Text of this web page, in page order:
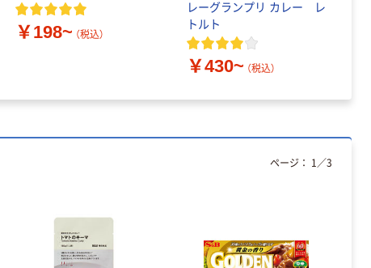
￥198~ （税込）
レーグランプリ カレー レ
トルト
￥430~ （税込）
ページ： 1 ／3